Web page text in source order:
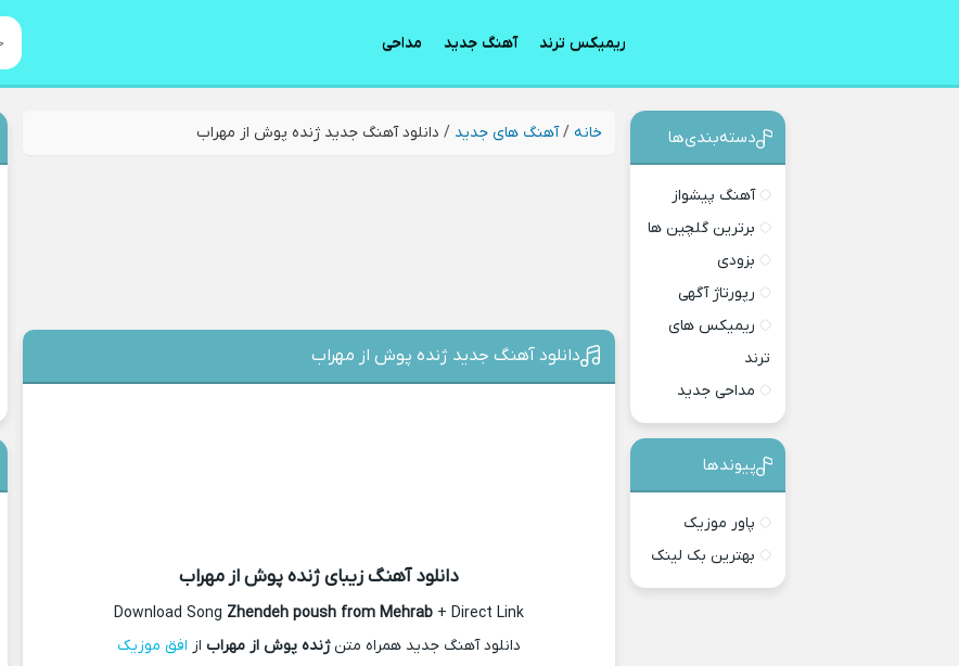
ریمیکس ترند آهنگ جدید مداحی
خانه /آهنگ های جدید / دانلود آهنگ جدید ژنده پوش از مهراب
دانلود آهنگ جدید ژنده پوش از مهراب
دانلود آهنگ زیبای ژنده پوش از مهراب
Download Song Zhendeh poush from Mehrab+ Direct Link
دانلود آهنگ جدید همراه متنژنده پوش از مهراب از افق موزیک
دسته‌بندی‎‌‌ها
آهنگ پیشواز
برترین گلچین ها
بزودی
رپورتاژ آگهی
ریمیکس های
ترند
مداحی جدید
پیوندها
پاور موزیک
بهترین بک لینک